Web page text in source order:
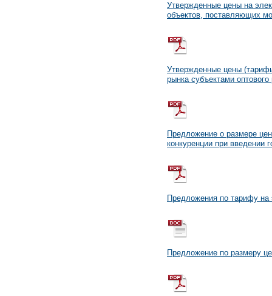
Утвержденные цены на
объектов, поставляющих
Утвержденные цены
рынка субъектами
Предложение о размере
конкуренции при введении
Предложения по тарифу на
Предложение по размеру